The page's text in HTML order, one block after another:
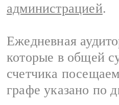
администрацией.
Ежедневная
которые в общей
счетчика
графе указано по